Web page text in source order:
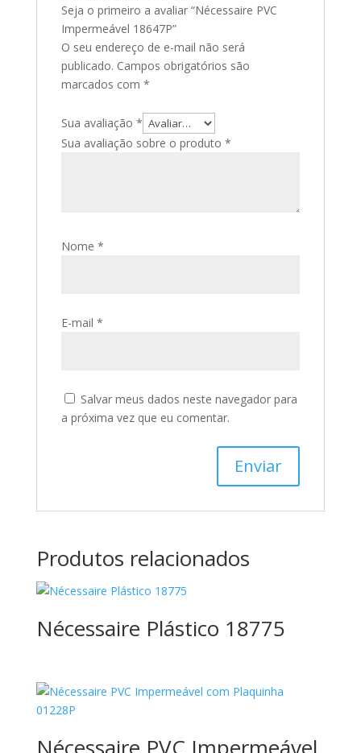
Seja o primeiro a avaliar “Nécessaire PVC
Impermeável 18647P”
O seu endereço de e-mail não será
publicado. Campos obrigatórios são
marcados com *
Sua avaliação *
Sua avaliação sobre o produto *
Nome *
E-mail *
Salvar meus dados neste navegador para
a próxima vez que eu comentar.
Produtos relacionados
Nécessaire Plástico 18775